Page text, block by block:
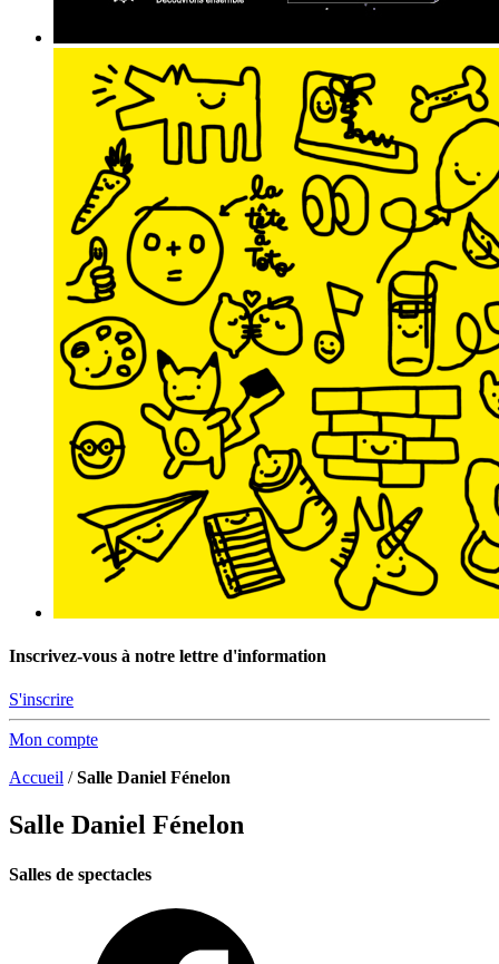
Inscrivez-vous à notre lettre d'information
S'inscrire
Mon compte
Accueil /Salle Daniel Fénelon
Salle Daniel Fénelon
Salles de spectacles